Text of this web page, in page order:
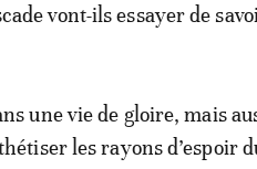
vont-ils essayer de
une vie de gloire, mais
les rayons d’espoir